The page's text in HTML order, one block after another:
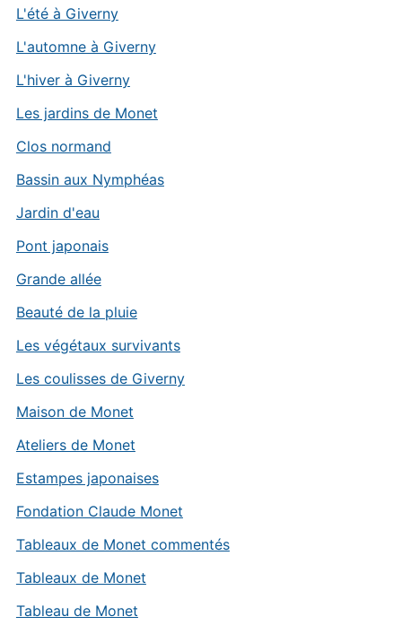
L'été à Giverny
L'automne à Giverny
L'hiver à Giverny
Les jardins de Monet
Clos normand
Bassin aux Nymphéas
Jardin d'eau
Pont japonais
Grande allée
Beauté de la pluie
Les végétaux survivants
Les coulisses de Giverny
Maison de Monet
Ateliers de Monet
Estampes japonaises
Fondation Claude Monet
Tableaux de Monet commentés
Tableaux de Monet
Tableau de Monet